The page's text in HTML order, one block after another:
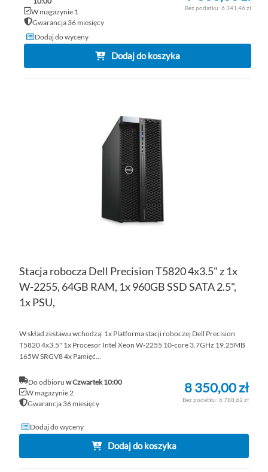
W magazynie 1
Gwarancja 36 miesięcy
6 341,46 zł
Dodaj do wyceny
Dodaj do koszyka
Stacja robocza Dell Precision T5820 4x3.5" z 1x
W-2255, 64GB RAM, 1x 960GB SSD SATA 2.5",
1x PSU,
W skład zestawu wchodzą: 1x Platforma stacji roboczej Dell Precision
T5820 4x3.5" 1x Procesor Intel Xeon W-2255 10-core 3.7GHz 19.25MB
165W SRGV8 4x Pamięć...
Do odbioru w Czwartek 10:00
W magazynie 2
Gwarancja 36 miesięcy
8 350,00 zł
6 788,62 zł
Dodaj do wyceny
Dodaj do koszyka